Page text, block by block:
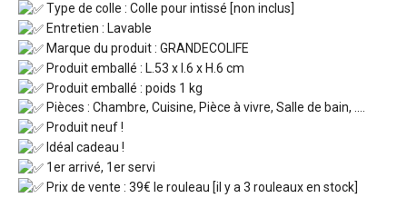
Type de colle : Colle pour intissé [non inclus]
Entretien : Lavable
Marque du produit : GRANDECOLIFE
Produit emballé : L.53 x l.6 x H.6 cm
Produit emballé : poids 1 kg
Pièces : Chambre, Cuisine, Pièce à vivre, Salle de bain, ….
Produit neuf !
Idéal cadeau !
1er arrivé, 1er servi
Prix de vente : 39€ le rouleau [il y a 3 rouleaux en stock]